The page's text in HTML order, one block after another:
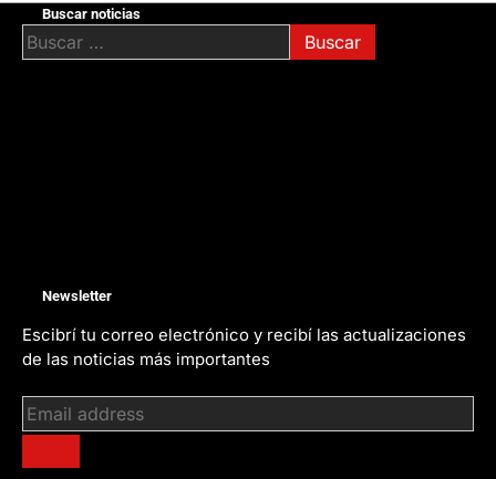
Buscar noticias
Buscar:
Newsletter
Escibrí tu correo electrónico y recibí las actualizaciones
de las noticias más importantes